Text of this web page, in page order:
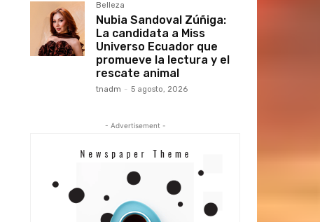
Belleza
Nubia Sandoval Zúñiga:
La candidata a Miss
Universo Ecuador que
promueve la lectura y el
rescate animal
tnadm - 5 agosto, 2026
- Advertisement -